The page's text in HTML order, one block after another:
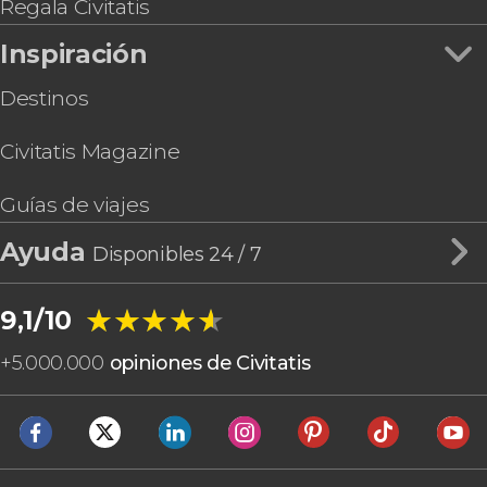
Regala Civitatis
Inspiración
Destinos
Civitatis Magazine
Guías de viajes
Ayuda Disponibles 24 / 7
9,1/10 ★★★★★
★★★★★
+5.000.000 opiniones de Civitatis